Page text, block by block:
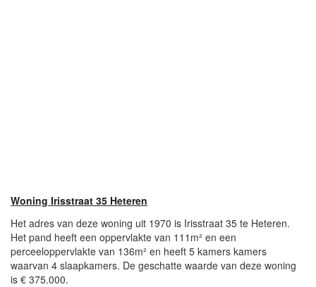
Woning Irisstraat 35 Heteren
Het adres van deze woning uit 1970 is Irisstraat 35 te Heteren.
Het pand heeft een oppervlakte van 111m² en een
perceeloppervlakte van 136m² en heeft 5 kamers kamers
waarvan 4 slaapkamers. De geschatte waarde van deze woning
is € 375.000.